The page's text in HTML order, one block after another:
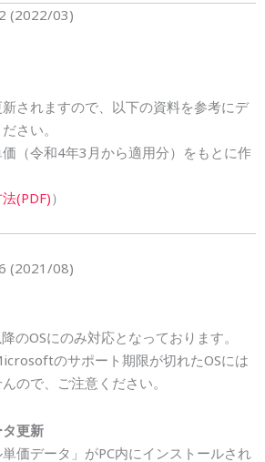
(2022/03)
新されますので、以下の資料を参考にデ
さい。
（令和4年3月から適用分）をもとに作
(PDF)）
(2021/08)
のOSにのみ対応となっております。
のサポート期限が切れたOSには
ので、ご注意ください。
タ更新
単価データ」がPC内にインストールされ